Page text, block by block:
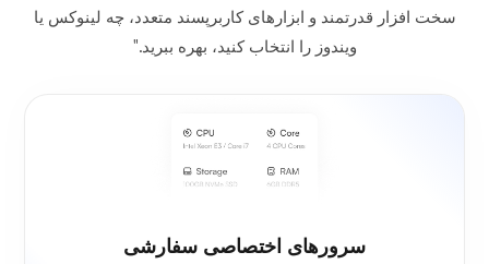
سخت افزار قدرتمند و ابزارهای کاربرپسند متعدد، چه لینوکس یا
ویندوز را انتخاب کنید، بهره ببرید."
سرورهای اختصاصی سفارشی